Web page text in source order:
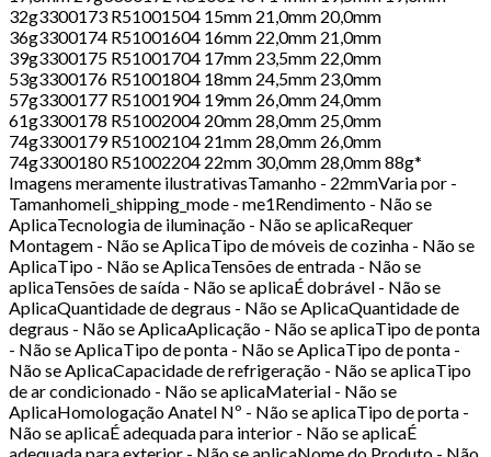
32g3300173 R51001504 15mm 21,0mm 20,0mm
36g3300174 R51001604 16mm 22,0mm 21,0mm
39g3300175 R51001704 17mm 23,5mm 22,0mm
53g3300176 R51001804 18mm 24,5mm 23,0mm
57g3300177 R51001904 19mm 26,0mm 24,0mm
61g3300178 R51002004 20mm 28,0mm 25,0mm
74g3300179 R51002104 21mm 28,0mm 26,0mm
74g3300180 R51002204 22mm 30,0mm 28,0mm 88g*
Imagens meramente ilustrativasTamanho - 22mmVaria por -
Tamanhomeli_shipping_mode - me1Rendimento - Não se
AplicaTecnologia de iluminação - Não se aplicaRequer
Montagem - Não se AplicaTipo de móveis de cozinha - Não se
AplicaTipo - Não se AplicaTensões de entrada - Não se
aplicaTensões de saída - Não se aplicaÉ dobrável - Não se
AplicaQuantidade de degraus - Não se AplicaQuantidade de
degraus - Não se AplicaAplicação - Não se aplicaTipo de ponta
- Não se AplicaTipo de ponta - Não se AplicaTipo de ponta -
Não se AplicaCapacidade de refrigeração - Não se aplicaTipo
de ar condicionado - Não se aplicaMaterial - Não se
AplicaHomologação Anatel Nº - Não se aplicaTipo de porta -
Não se aplicaÉ adequada para interior - Não se aplicaÉ